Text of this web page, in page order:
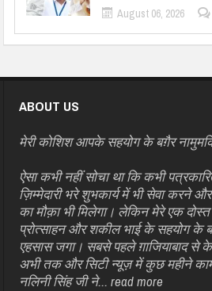
August 06, 2026
ABOUT US
मेरी कोशिश आपके सहयोग के बग़ैर
ऐसा कभी नहीं सोचा था कि कभी
ज़िम्मेदारी भरे शुभकार्य में भी सेवा करने
का मौक़ा भी मिलेगा। लेकिन मेरे एक
प्रोत्साहन और शकील भाई के सहयोग के
एहसास जगा। सबसे पहले ग़ाजियाबाद से
अभी तक और सिटी न्यूज़ में कुछ महीने
नलिनी सिंह जी ने...read more